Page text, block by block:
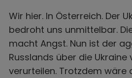
Wir hier. In Österreich. Der
bedroht uns unmittelbar.
macht Angst. Nun ist der
Russlands über die
verurteilen. Trotzdem wäre